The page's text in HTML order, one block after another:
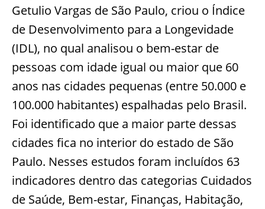
Getulio Vargas de São Paulo, criou o Índice
de Desenvolvimento para a Longevidade
(IDL), no qual analisou o bem-estar de
pessoas com idade igual ou maior que 60
anos nas cidades pequenas (entre 50.000 e
100.000 habitantes) espalhadas pelo Brasil.
Foi identificado que a maior parte dessas
cidades fica no interior do estado de São
Paulo. Nesses estudos foram incluídos 63
indicadores dentro das categorias Cuidados
de Saúde, Bem-estar, Finanças, Habitação,